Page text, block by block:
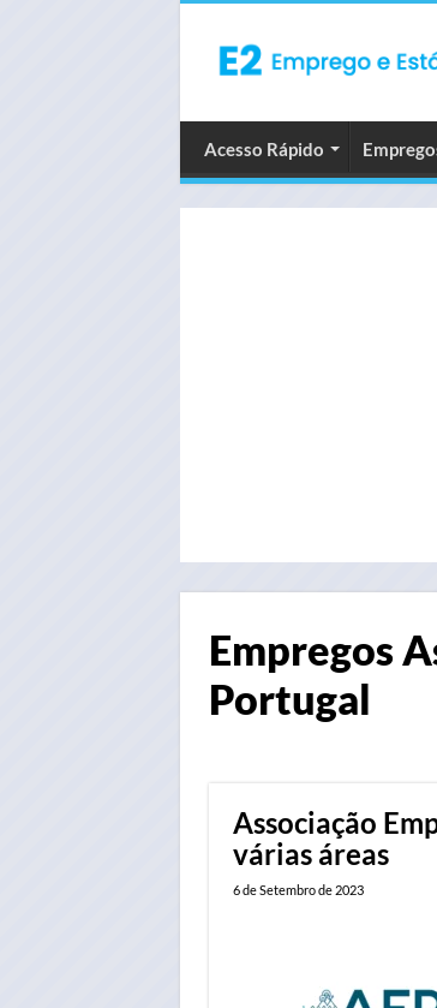
Acesso Rápido
Empregos
Portugal
Associação
várias áreas
6 de Setembro de 2023